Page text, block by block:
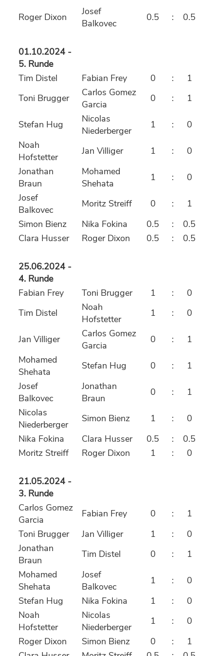
Roger Dixon
Josef
Balkovec
0.5 : 0.5
01.10.2024 -
5. Runde
Tim Distel
Fabian Frey 0 :
1
Toni Brugger
Carlos Gomez
Garcia
0 : 1
Stefan Hug
Nicolas
Niederberger
1 :
0
Noah
Hofstetter
Jan Villiger 1 :
0
Jonathan
Braun
Mohamed
Shehata
1 :
0
Josef
Balkovec
Moritz Streiff 0 :
1
Simon Bienz
Nika Fokina 0.5 :
0.5
Clara Husser
Roger Dixon 0.5 : 0.5
25.06.2024 -
4. Runde
Fabian Frey
Toni Brugger 1 :
0
Tim Distel
Noah
Hofstetter
1 : 0
Jan Villiger
Carlos Gomez
Garcia
0 :
1
Mohamed
Shehata
Stefan Hug 0 :
1
Josef
Balkovec
Jonathan
Braun
0 :
1
Nicolas
Niederberger
Simon Bienz 1 :
0
Nika Fokina
Clara Husser 0.5 :
0.5
Moritz Streiff
Roger Dixon 1 : 0
21.05.2024 -
3. Runde
Carlos Gomez
Garcia
Fabian Frey 0 :
1
Toni Brugger
Jan Villiger 1 :
0
Jonathan
Braun
Tim Distel 0 :
1
Mohamed
Shehata
Josef
Balkovec
1 :
0
Stefan Hug
Nika Fokina 1 :
0
Noah
Hofstetter
Nicolas
Niederberger
1 :
0
Roger Dixon
Simon Bienz 0 :
1